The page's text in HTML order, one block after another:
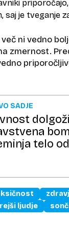
je tveganje
ni vedno
zmernost.
SADJE
telo
ljudje